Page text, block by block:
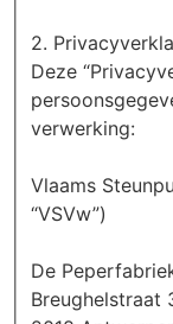
2.
Deze
verwerking:
Vlaams
“VSVw”)
De
Breughelstraat